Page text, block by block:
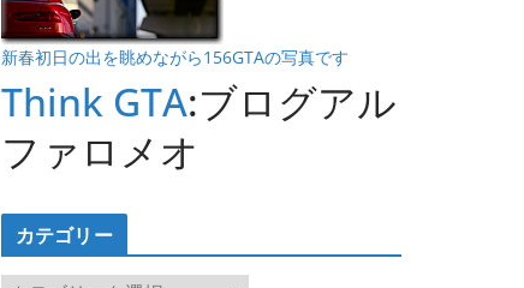
新春初日の出を眺めながら156GTAの写真です
Think GTA:ブログアル
ファロメオ
カテゴリー